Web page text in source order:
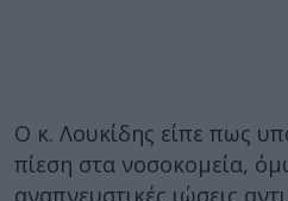
Ο κ. Λουκίδης είπε πως
πίεση στα νοσοκομεία,
αναπνευστικές ιώσεις